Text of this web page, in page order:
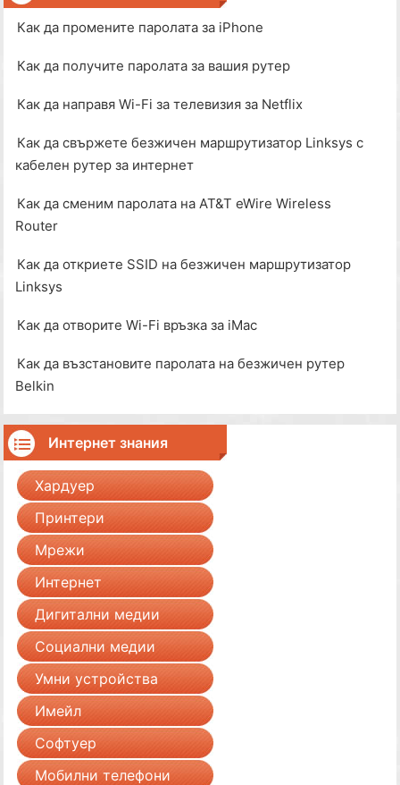
Как да промените паролата за iPhone
Как да получите паролата за вашия рутер
Как да направя Wi-Fi за телевизия за Netflix
Как да свържете безжичен маршрутизатор Linksys с
кабелен рутер за интернет
Как да сменим паролата на AT&T eWire Wireless
Router
Как да откриете SSID на безжичен маршрутизатор
Linksys
Как да отворите Wi-Fi връзка за iMac
Как да възстановите паролата на безжичен рутер
Belkin
Интернет знания
Хардуер
Принтери
Мрежи
Интернет
Дигитални медии
Социални медии
Умни устройства
Имейл
Софтуер
Мобилни телефони